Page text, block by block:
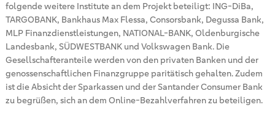
folgende weitere Institute an dem Projekt beteiligt: ING-DiBa,
TARGOBANK, Bankhaus Max Flessa, Consorsbank, Degussa Bank,
MLP Finanzdienstleistungen, NATIONAL-BANK, Oldenburgische
Landesbank, SÜDWESTBANK und Volkswagen Bank. Die
Gesellschafteranteile werden von den privaten Banken und der
genossenschaftlichen Finanzgruppe paritätisch gehalten. Zudem
ist die Absicht der Sparkassen und der Santander Consumer Bank
zu begrüßen, sich an dem Online-Bezahlverfahren zu beteiligen.